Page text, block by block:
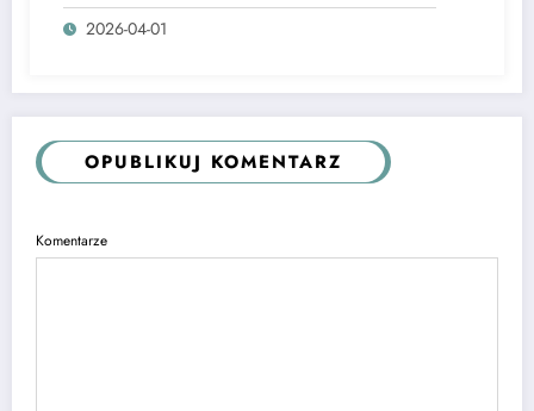
2026-04-01
OPUBLIKUJ KOMENTARZ
Komentarze